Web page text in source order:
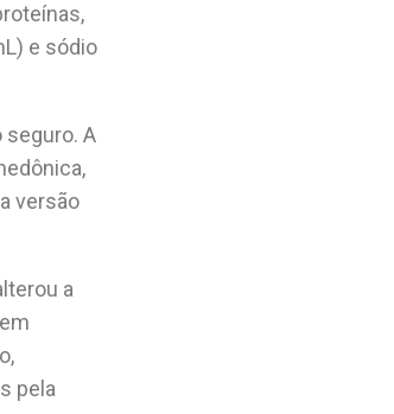
e sódio
A
versão
a
pela